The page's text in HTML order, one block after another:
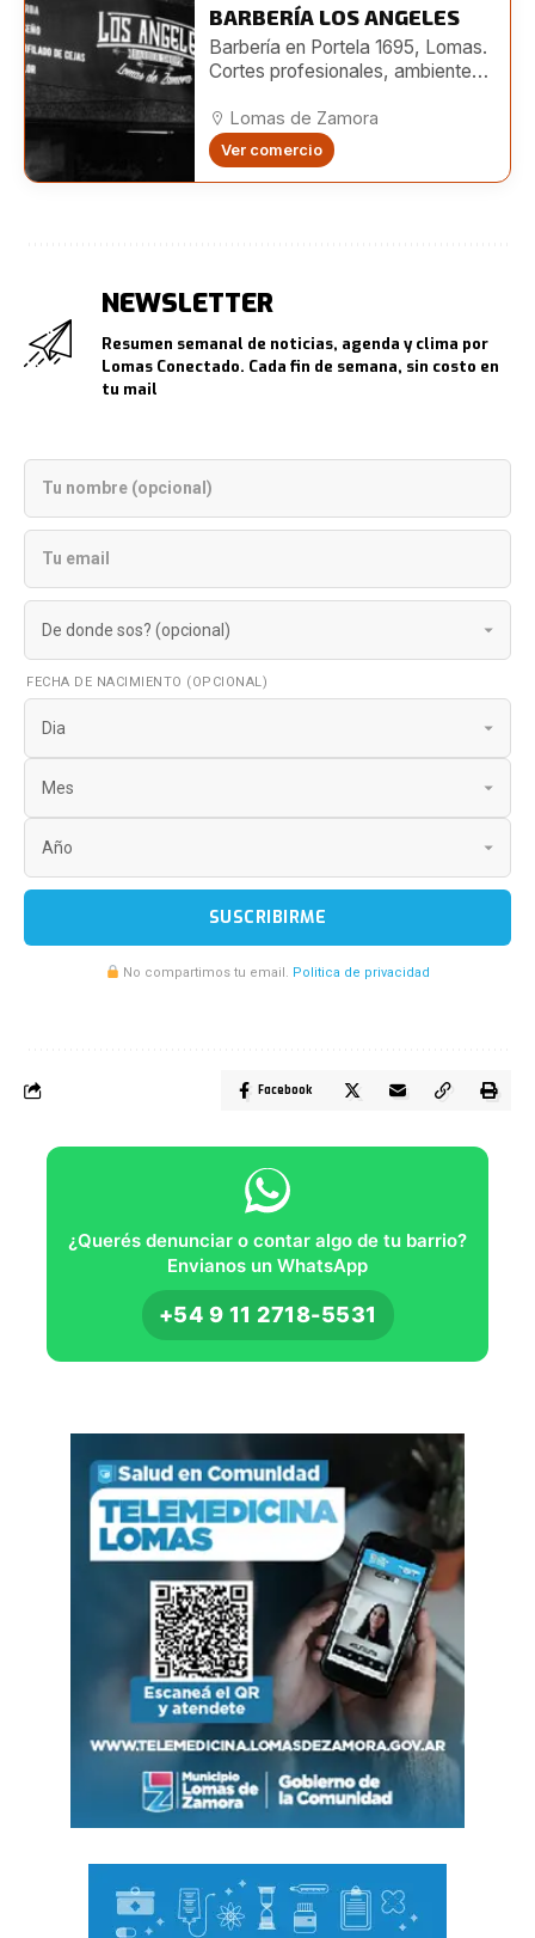
BARBERÍA LOS ANGELES
Barbería en Portela 1695, Lomas.
Cortes profesionales, ambiente
en Boedo 482.
Lomas de Zamora
Ver comercio
NEWSLETTER
Resumen semanal de noticias, agenda y clima por
Lomas Conectado. Cada fin de semana, sin costo en
tu mail
FECHA DE NACIMIENTO (OPCIONAL)
SUSCRIBIRME
No compartimos tu email. Politica de privacidad
Facebook
¿Querés denunciar o contar algo de tu barrio?
Envianos un WhatsApp
+54 9 11 2718-5531